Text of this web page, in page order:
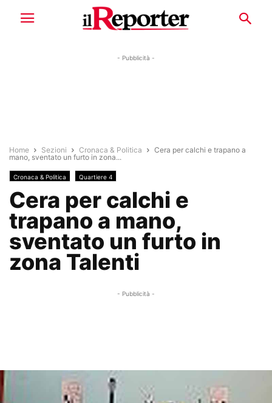
- Pubblicità -
Home Sezioni Cronaca & Politica
Cera per calchi e trapano a
mano, sventato un furto in zona...
Cronaca & Politica Quartiere 4
Cera per calchi e
trapano a mano,
sventato un furto in
zona Talenti
- Pubblicità -